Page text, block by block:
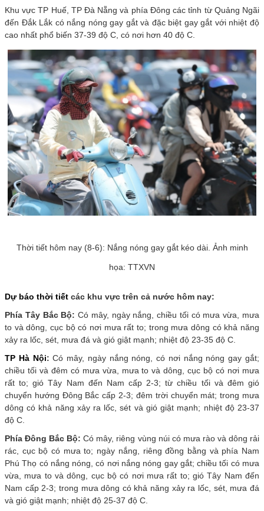
Khu vực TP Huế, TP Đà Nẵng và phía Đông các tỉnh từ Quảng Ngãi
đến Đắk Lắk có nắng nóng gay gắt và đặc biệt gay gắt với nhiệt độ
cao nhất phổ biến 37-39 độ C, có nơi hơn 40 độ C.
Thời tiết hôm nay (8-6): Nắng nóng gay gắt kéo dài. Ảnh minh
họa: TTXVN
Dự báo thời tiết các khu vực trên cả nước hôm nay:
Phía Tây Bắc Bộ: Có mây, ngày nắng, chiều tối có mưa vừa, mưa
to và dông, cục bộ có nơi mưa rất to; trong mưa dông có khả năng
xảy ra lốc, sét, mưa đá và gió giật mạnh; nhiệt độ 23-35 độ C.
TP Hà Nội:Có mây, ngày nắng nóng, có nơi nắng nóng gay gắt;
chiều tối và đêm có mưa vừa, mưa to và dông, cục bộ có nơi mưa
rất to; gió Tây Nam đến Nam cấp 2-3; từ chiều tối và đêm gió
chuyển hướng Đông Bắc cấp 2-3; đêm trời chuyển mát; trong mưa
dông có khả năng xảy ra lốc, sét và gió giật mạnh; nhiệt độ 23-37
độ C.
Phía Đông Bắc Bộ: Có mây, riêng vùng núi có mưa rào và dông rải
rác, cục bộ có mưa to; ngày nắng, riêng đồng bằng và phía Nam
Phú Thọ có nắng nóng, có nơi nắng nóng gay gắt; chiều tối có mưa
vừa, mưa to và dông, cục bộ có nơi mưa rất to; gió Tây Nam đến
Nam cấp 2-3; trong mưa dông có khả năng xảy ra lốc, sét, mưa đá
và gió giật mạnh; nhiệt độ 25-37 độ C.